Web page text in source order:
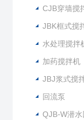
CJB穿墙搅
JBK框式搅
水处理搅拌
加药搅拌机
JBJ浆式搅
回流泵
QJB-W潜水